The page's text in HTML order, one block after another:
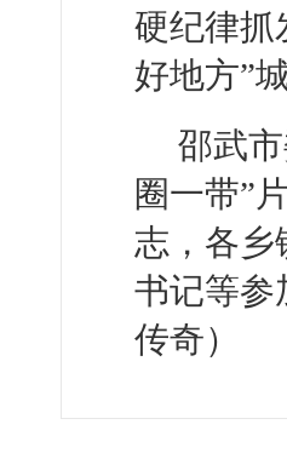
硬纪律抓
好地方”
邵武
圈一带”
志，各乡
书记等参
传奇）